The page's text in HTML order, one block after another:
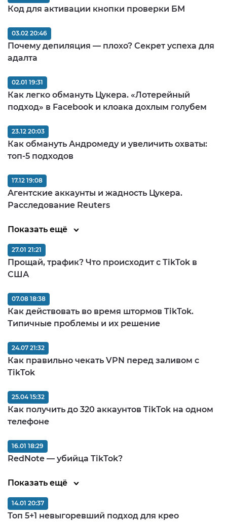
Код для активации кнопки проверки БМ
Почему депиляция — плохо? Секрет успеха для
адалта
03.02 20:46
Как легко обмануть Цукера. «Лотерейный
подход» в Facebook и клоака дохлым голубем
02.01 19:31
Как обмануть Андромеду и увеличить охваты:
топ-5 подходов
23.12 20:03
Агентские аккаунты и жадность Цукера.
Расследование Reuters
17.12 19:08
Показать ещё
Прощай, трафик? Что происходит с TikTok в
США
27.01 21:21
Как действовать во время штормов TikTok.
Типичные проблемы и их решение
07.08 18:38
Как правильно чекать VPN перед заливом c
TikTok
24.07 21:32
Как получить до 320 аккаунтов TikTok на одном
телефоне
25.04 15:32
RedNote — убийца TikTok?
16.01 18:29
Показать ещё
Топ 5+1 невыгоревший подход для крео
14.01 20:37